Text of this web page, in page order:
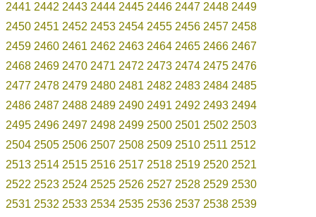
2441 2442 2443 2444 2445 2446 2447 2448 2449
2450 2451 2452 2453 2454 2455 2456 2457 2458
2459 2460 2461 2462 2463 2464 2465 2466 2467
2468 2469 2470 2471 2472 2473 2474 2475 2476
2477 2478 2479 2480 2481 2482 2483 2484 2485
2486 2487 2488 2489 2490 2491 2492 2493 2494
2495 2496 2497 2498 2499 2500 2501 2502 2503
2504 2505 2506 2507 2508 2509 2510 2511 2512
2513 2514 2515 2516 2517 2518 2519 2520 2521
2522 2523 2524 2525 2526 2527 2528 2529 2530
2531 2532 2533 2534 2535 2536 2537 2538 2539